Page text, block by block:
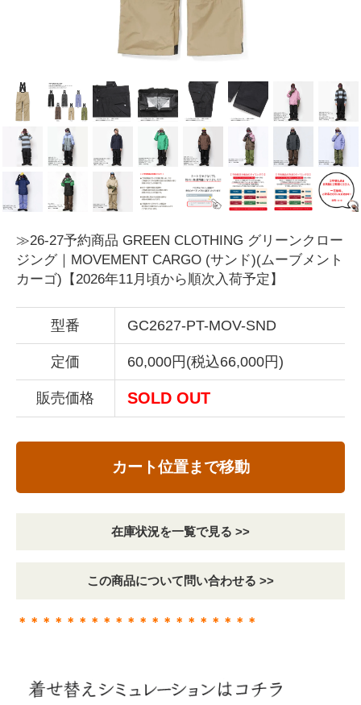
≫26-27予約商品 GREEN CLOTHING グリーンクロー
ジング｜MOVEMENT CARGO (サンド)(ムーブメント
カーゴ)【2026年11月頃から順次入荷予定】
型番 GC2627-PT-MOV-SND
定価 60,000円(税込66,000円)
販売価格 SOLD OUT
カート位置まで移動
在庫状況を一覧で見る >>
この商品について問い合わせる >>
＊＊＊＊＊＊＊＊＊＊＊＊＊＊＊＊＊＊＊＊